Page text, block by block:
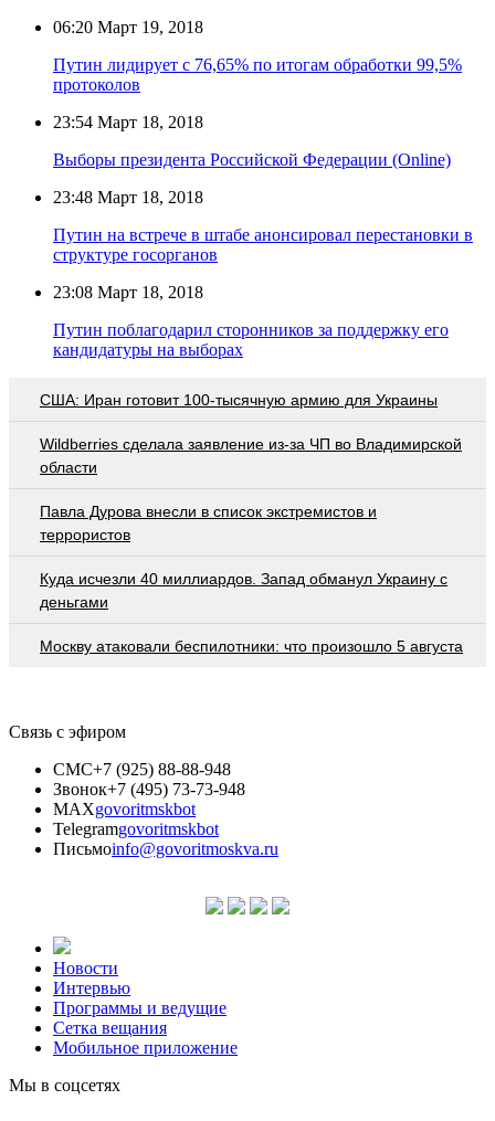
06:20 Март 19, 2018
Путин лидирует с 76,65% по итогам обработки 99,5%
протоколов
23:54 Март 18, 2018
Выборы президента Российской Федерации (Online)
23:48 Март 18, 2018
Путин на встрече в штабе анонсировал перестановки в
структуре госорганов
23:08 Март 18, 2018
Путин поблагодарил сторонников за поддержку его
кандидатуры на выборах
США: Иран готовит 100-тысячную армию для Украины
Wildberries cделала заявление из-за ЧП во Владимирской
области
Павла Дурова внесли в список экстремистов и
террористов
Куда исчезли 40 миллиардов. Запад обманул Украину с
деньгами
Москву атаковали беспилотники: что произошло 5 августа
Связь с эфиром
СМС+7 (925) 88-88-948
Звонок+7 (495) 73-73-948
MAXgovoritmskbot
Telegramgovoritmskbot
Письмоinfo@govoritmoskva.ru
Новости
Интервью
Программы и ведущие
Сетка вещания
Мобильное приложение
Мы в соцсетях